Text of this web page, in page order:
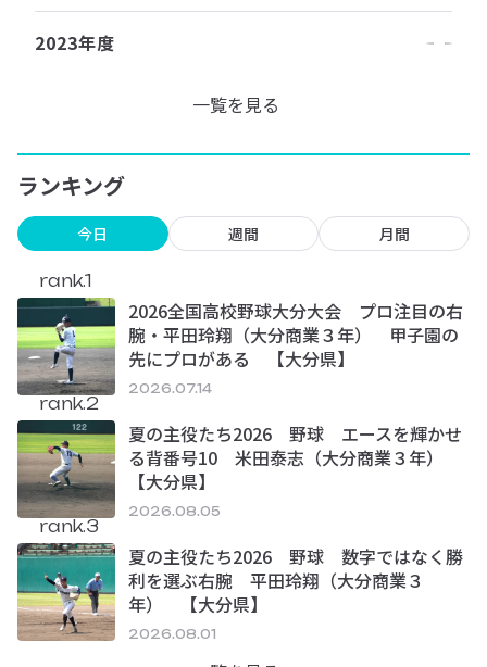
2023年度
一覧を見る
ランキング
今日 週間 月間
rank.1
2026全国高校野球大分大会 プロ注目の右
腕・平田玲翔（大分商業３年） 甲子園の
先にプロがある 【大分県】
2026.07.14
rank.2
夏の主役たち2026 野球 エースを輝かせ
る背番号10 米田泰志（大分商業３年）
【大分県】
2026.08.05
rank.3
夏の主役たち2026 野球 数字ではなく勝
利を選ぶ右腕 平田玲翔（大分商業３
年） 【大分県】
2026.08.01